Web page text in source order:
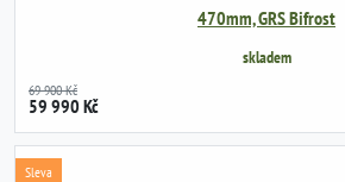
470mm, GRS Bifrost
skladem
69 900 Kč
59 990 Kč
Sleva